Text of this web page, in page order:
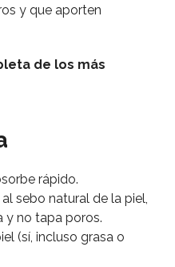
y que aporten
de los más
rápido.
sebo natural de la piel,
y no tapa poros.
(sí, incluso grasa o